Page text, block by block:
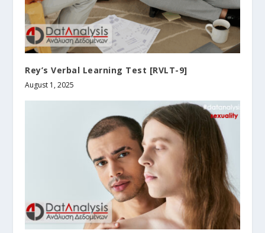
Rey’s Verbal Learning Test [RVLT-9]
August 1, 2025